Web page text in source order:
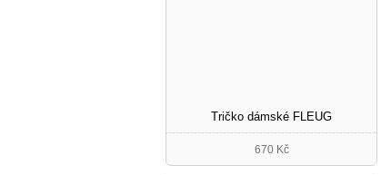
Tričko dámské FLEUG
670 Kč